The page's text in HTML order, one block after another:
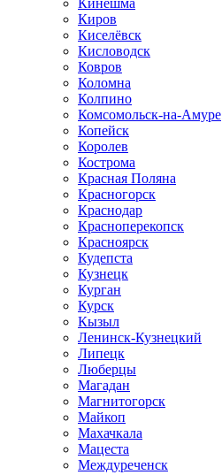
Кинешма
Киров
Киселёвск
Кисловодск
Ковров
Коломна
Колпино
Комсомольск-на-Амуре
Копейск
Королев
Кострома
Красная Поляна
Красногорск
Краснодар
Красноперекопск
Красноярск
Кудепста
Кузнецк
Курган
Курск
Кызыл
Ленинск-Кузнецкий
Липецк
Люберцы
Магадан
Магнитогорск
Майкоп
Махачкала
Мацеста
Междуреченск